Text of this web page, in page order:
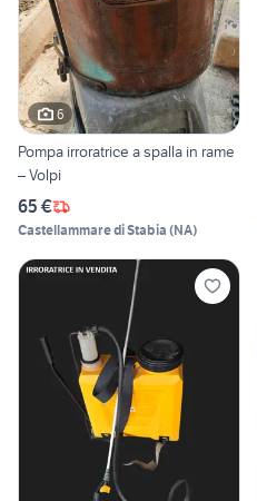
6
Pompa irroratrice a spalla in rame
– Volpi
65 €
Castellammare di Stabia (NA)